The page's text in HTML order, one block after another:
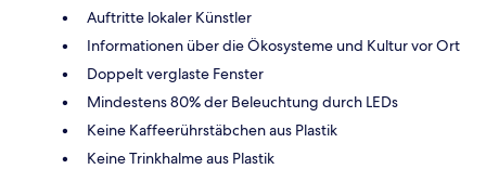
Auftritte lokaler Künstler
Informationen über die Ökosysteme und Kultur vor Ort
Doppelt verglaste Fenster
Mindestens 80% der Beleuchtung durch LEDs
Keine Kaffeerührstäbchen aus Plastik
Keine Trinkhalme aus Plastik